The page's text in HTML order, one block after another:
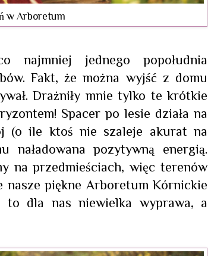
w Arboretum
najmniej jednego popołudnia
Fakt, że można wyjść z domu
Drażniły mnie tylko te krótkie
Spacer po lesie działa na
(o ile ktoś nie szaleje akurat na
naładowana pozytywną energią.
na przedmieściach, więc terenów
piękne Arboretum Kórnickie
to dla nas niewielka wyprawa, a